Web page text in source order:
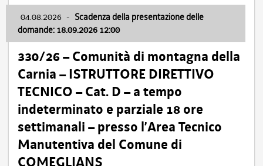
04.08.2026 - Scadenza della presentazione delle
domande: 18.09.2026 12:00
330/26 – Comunità di montagna della
Carnia – ISTRUTTORE DIRETTIVO
TECNICO – Cat. D – a tempo
indeterminato e parziale 18 ore
settimanali – presso l’Area Tecnico
Manutentiva del Comune di
COMEGLIANS